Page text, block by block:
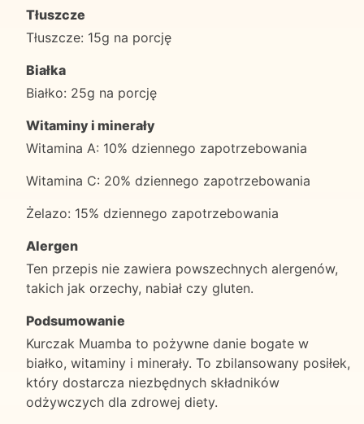
Tłuszcze
Tłuszcze: 15g na porcję
Białka
Białko: 25g na porcję
Witaminy i minerały
Witamina A: 10% dziennego zapotrzebowania
Witamina C: 20% dziennego zapotrzebowania
Żelazo: 15% dziennego zapotrzebowania
Alergen
Ten przepis nie zawiera powszechnych alergenów,
takich jak orzechy, nabiał czy gluten.
Podsumowanie
Kurczak Muamba to pożywne danie bogate w
białko, witaminy i minerały. To zbilansowany posiłek,
który dostarcza niezbędnych składników
odżywczych dla zdrowej diety.